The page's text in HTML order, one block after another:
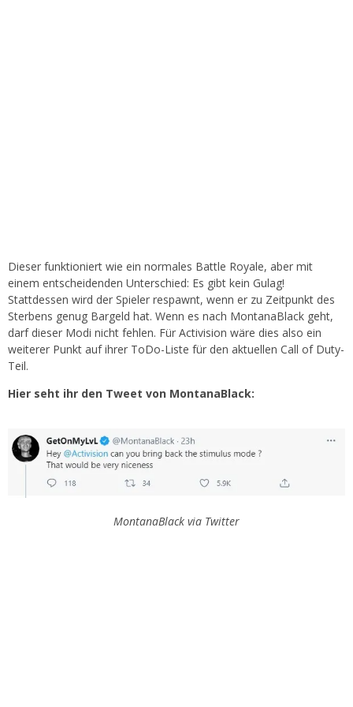
Dieser funktioniert wie ein normales Battle Royale, aber mit
einem entscheidenden Unterschied: Es gibt kein Gulag!
Stattdessen wird der Spieler respawnt, wenn er zu Zeitpunkt des
Sterbens genug Bargeld hat. Wenn es nach MontanaBlack geht,
darf dieser Modi nicht fehlen. Für Activision wäre dies also ein
weiterer Punkt auf ihrer ToDo-Liste für den aktuellen Call of Duty-
Teil.
Hier seht ihr den Tweet von MontanaBlack:
MontanaBlack via Twitter